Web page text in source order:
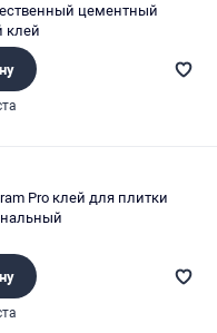
цементный
клей
Pro клей для плитки